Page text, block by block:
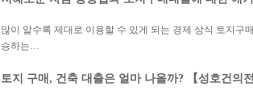
많이 알수록 제대로 이용할 수 있게 되는 경제 상식 토지
승하는…
토지 구매, 건축 대출은 얼마 나올까? 【성호건의